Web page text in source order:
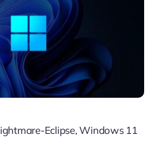
Eclipse, Windows 11